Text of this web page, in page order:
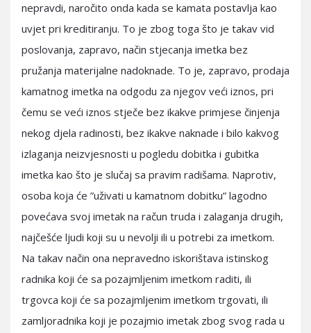
nepravdi, naročito onda kada se kamata postavlja kao
uvjet pri kreditiranju. To je zbog toga što je takav vid
poslovanja, zapravo, način stjecanja imetka bez
pružanja materijalne nadoknade. To je, zapravo, prodaja
kamatnog imetka na odgodu za njegov veći iznos, pri
čemu se veći iznos stječe bez ikakve primjese činjenja
nekog djela radinosti, bez ikakve naknade i bilo kakvog
izlaganja neizvjesnosti u pogledu dobitka i gubitka
imetka kao što je slučaj sa pravim radišama. Naprotiv,
osoba koja će ”uživati u kamatnom dobitku” lagodno
povećava svoj imetak na račun truda i zalaganja drugih,
najčešće ljudi koji su u nevolji ili u potrebi za imetkom.
Na takav način ona nepravedno iskorištava istinskog
radnika koji će sa pozajmljenim imetkom raditi, ili
trgovca koji će sa pozajmljenim imetkom trgovati, ili
zamljoradnika koji je pozajmio imetak zbog svog rada u